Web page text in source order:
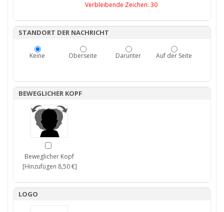
Verbleibende Zeichen: 30
STANDORT DER NACHRICHT
Keine Oberseite Darunter Auf der Seite
BEWEGLICHER KOPF
Beweglicher Kopf
[Hinzufügen 8,50 €]
LOGO